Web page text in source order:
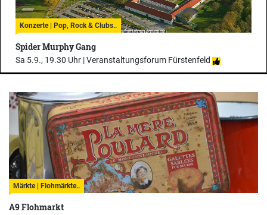
Konzerte | Pop, Rock & Clubs..
Spider Murphy Gang
Sa 5.9., 19.30 Uhr |Veranstaltungsforum Fürstenfeld
Märkte | Flohmärkte..
A9 Flohmarkt